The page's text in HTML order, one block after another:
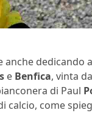
dedicando
e Benfica, vinta
di Paul
come